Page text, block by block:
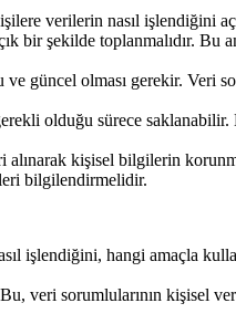
verilerin nasıl işlendiğini
bir şekilde toplanmalıdır. Bu
güncel olması gerekir. Veri
olduğu sürece
kişisel bilgilerin
bilgilendirmelidir.
işlendiğini, hangi amaçla
veri sorumlularının kişisel